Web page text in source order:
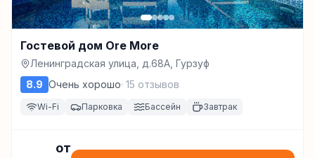
Гостевой дом Ore More
Ленинградская улица, д.68А, Гурзуф
8.9 Очень хорошо· 15 отзывов
Wi-Fi Парковка Бассейн Завтрак
от